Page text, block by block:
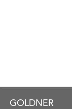
GOLDNER